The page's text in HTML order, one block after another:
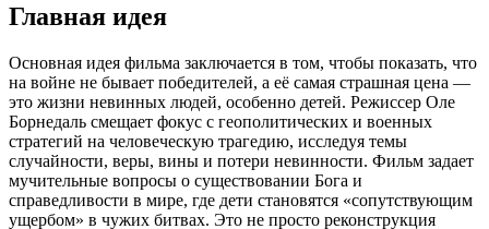
Главная идея
Основная идея фильма заключается в том, чтобы показать, что
на войне не бывает победителей, а её самая страшная цена —
это жизни невинных людей, особенно детей. Режиссер Оле
Борнедаль смещает фокус с геополитических и военных
стратегий на человеческую трагедию, исследуя темы
случайности, веры, вины и потери невинности. Фильм задает
мучительные вопросы о существовании Бога и
справедливости в мире, где дети становятся «сопутствующим
ущербом» в чужих битвах. Это не просто реконструкция